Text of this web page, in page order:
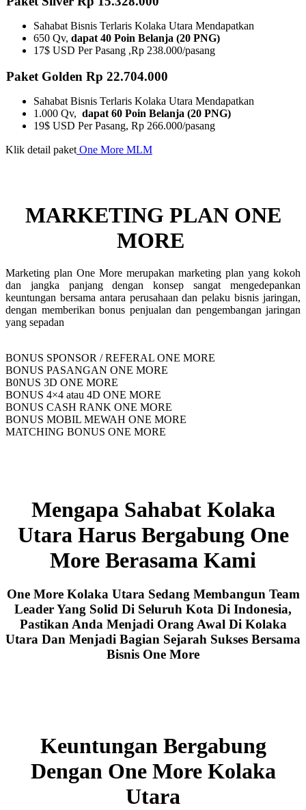
Sahabat Bisnis Terlaris Kolaka Utara Mendapatkan
650 Qv, dapat 40 Poin Belanja (20 PNG)
17$ USD Per Pasang ,Rp 238.000/pasang
Paket Golden Rp 22.704.000
Sahabat Bisnis Terlaris Kolaka Utara Mendapatkan
1.000 Qv, dapat 60 Poin Belanja (20 PNG)
19$ USD Per Pasang, Rp 266.000/pasang
Klik detail paket One More MLM
MARKETING PLAN ONE
MORE ​
Marketing plan One More merupakan marketing plan yang kokoh
dan jangka panjang dengan konsep sangat mengedepankan
keuntungan bersama antara perusahaan dan pelaku bisnis jaringan,
dengan memberikan bonus penjualan dan pengembangan jaringan
yang sepadan
BONUS SPONSOR / REFERAL ONE MORE
BONUS PASANGAN ONE MORE
B0NUS 3D ONE MORE
BONUS 4×4 atau 4D ONE MORE
BONUS CASH RANK ONE MORE
BONUS MOBIL MEWAH ONE MORE
MATCHING BONUS ONE MORE
Mengapa Sahabat Kolaka
Utara Harus Bergabung One
More Berasama Kami
One More Kolaka Utara Sedang Membangun Team
Leader Yang Solid Di Seluruh Kota Di Indonesia,
Pastikan Anda Menjadi Orang Awal Di Kolaka
Utara Dan Menjadi Bagian Sejarah Sukses Bersama
Bisnis One More
Keuntungan Bergabung
Dengan One More Kolaka
Utara